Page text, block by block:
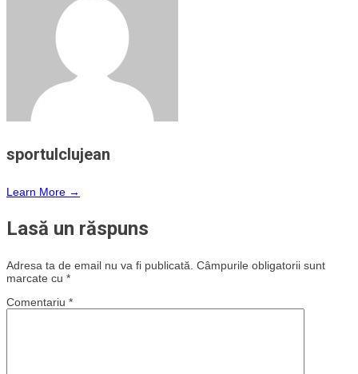
sportulclujean
Learn More →
Lasă un răspuns
Adresa ta de email nu va fi publicată. Câmpurile obligatorii sunt
marcate cu *
Comentariu *